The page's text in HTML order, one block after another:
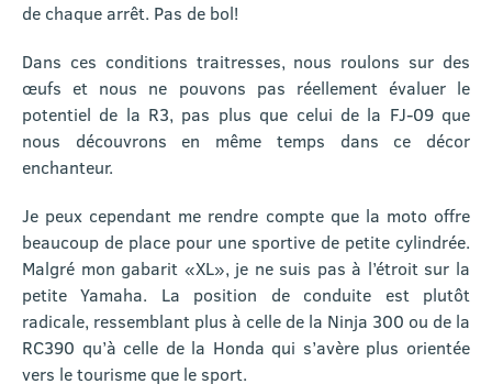
de chaque arrêt. Pas de bol!
Dans ces conditions traitresses, nous roulons sur des
œufs et nous ne pouvons pas réellement évaluer le
potentiel de la R3, pas plus que celui de la FJ-09 que
nous découvrons en même temps dans ce décor
enchanteur.
Je peux cependant me rendre compte que la moto offre
beaucoup de place pour une sportive de petite cylindrée.
Malgré mon gabarit «XL», je ne suis pas à l’étroit sur la
petite Yamaha. La position de conduite est plutôt
radicale, ressemblant plus à celle de la Ninja 300 ou de la
RC390 qu’à celle de la Honda qui s’avère plus orientée
vers le tourisme que le sport.